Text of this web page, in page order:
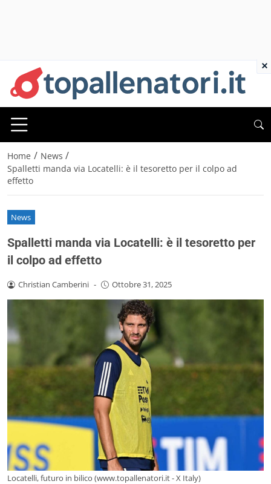
Home / News /
Spalletti manda via Locatelli: è il tesoretto per il colpo ad
effetto
News
Spalletti manda via Locatelli: è il tesoretto per
il colpo ad effetto
Christian Camberini - Ottobre 31, 2025
Locatelli, futuro in bilico (www.topallenatori.it - X Italy)
×